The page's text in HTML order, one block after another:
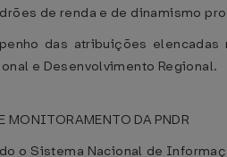
de renda e de dinamismo
das atribuições
e Desenvolvimento Regional.
MONITORAMENTO DA PNDR
o Sistema Nacional de